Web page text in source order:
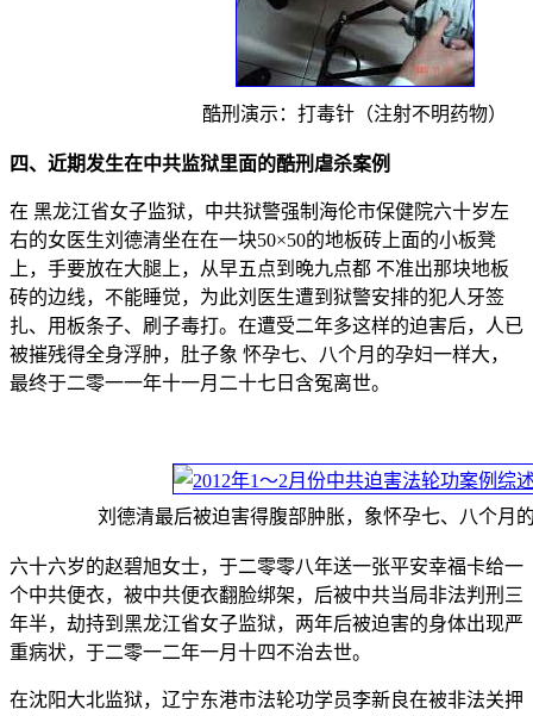
酷刑演示：打毒针（注射不明药物）
四、近期发生在中共监狱里面的酷刑虐杀案例
在 黑龙江省女子监狱，中共狱警强制海伦市保健院六十岁左
右的女医生刘德清坐在在一块50×50的地板砖上面的小板凳
上，手要放在大腿上，从早五点到晚九点都 不准出那块地板
砖的边线，不能睡觉，为此刘医生遭到狱警安排的犯人牙签
扎、用板条子、刷子毒打。在遭受二年多这样的迫害后，人已
被摧残得全身浮肿，肚子象 怀孕七、八个月的孕妇一样大，
最终于二零一一年十一月二十七日含冤离世。
刘德清最后被迫害得腹部肿胀，象怀孕七、八个月
六十六岁的赵碧旭女士，于二零零八年送一张平安幸福卡给一
个中共便衣，被中共便衣翻脸绑架，后被中共当局非法判刑三
年半，劫持到黑龙江省女子监狱，两年后被迫害的身体出现严
重病状，于二零一二年一月十四不治去世。
在沈阳大北监狱，辽宁东港市法轮功学员李新良在被非法关押